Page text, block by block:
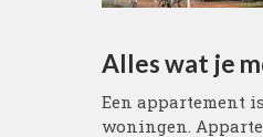
Alles wat je
Een appartement
woningen.